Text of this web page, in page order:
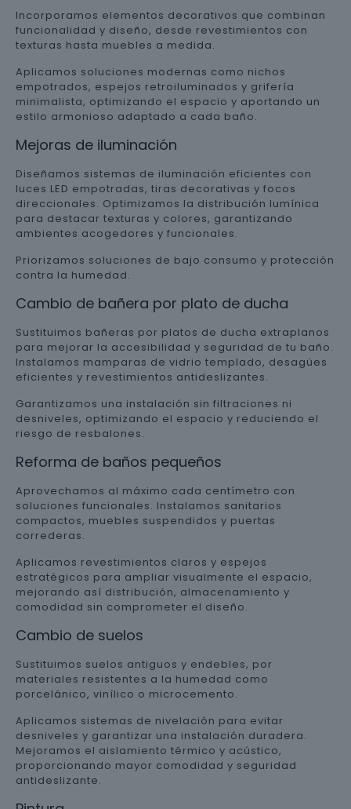
Incorporamos elementos decorativos que combinan
funcionalidad y diseño, desde revestimientos con
texturas hasta muebles a medida.
Aplicamos soluciones modernas como nichos
empotrados, espejos retroiluminados y grifería
minimalista, optimizando el espacio y aportando un
estilo armonioso adaptado a cada baño.
Mejoras de iluminación
Diseñamos sistemas de iluminación eficientes con
luces LED empotradas, tiras decorativas y focos
direccionales. Optimizamos la distribución lumínica
para destacar texturas y colores, garantizando
ambientes acogedores y funcionales.
Priorizamos soluciones de bajo consumo y protección
contra la humedad.
Cambio de bañera por plato de ducha
Sustituimos bañeras por platos de ducha extraplanos
para mejorar la accesibilidad y seguridad de tu baño.
Instalamos mamparas de vidrio templado, desagües
eficientes y revestimientos antideslizantes.
Garantizamos una instalación sin filtraciones ni
desniveles, optimizando el espacio y reduciendo el
riesgo de resbalones.
Reforma de baños pequeños
Aprovechamos al máximo cada centímetro con
soluciones funcionales. Instalamos sanitarios
compactos, muebles suspendidos y puertas
correderas.
Aplicamos revestimientos claros y espejos
estratégicos para ampliar visualmente el espacio,
mejorando así distribución, almacenamiento y
comodidad sin comprometer el diseño.
Cambio de suelos
Sustituimos suelos antiguos y endebles, por
materiales resistentes a la humedad como
porcelánico, vinílico o microcemento.
Aplicamos sistemas de nivelación para evitar
desniveles y garantizar una instalación duradera.
Mejoramos el aislamiento térmico y acústico,
proporcionando mayor comodidad y seguridad
antideslizante.